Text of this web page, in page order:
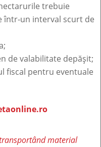
trebuie
într-un interval scurt de
de valabilitate depășit;
fiscal pentru eventuale
material